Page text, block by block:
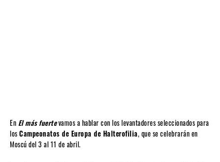
En El más fuertevamos a hablar con los levantadores seleccionados para
losCampeonatos de Europa de Halterofilia, que se celebrarán en
Moscú del 3 al 11 de abril.